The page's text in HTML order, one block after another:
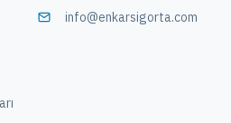
info@enkarsigorta.com